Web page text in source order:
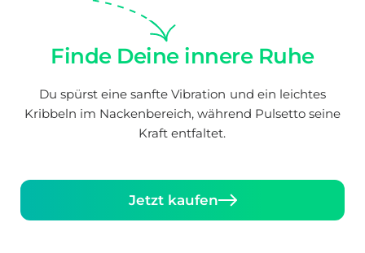
Finde Deine innere Ruhe
Du spürst eine sanfte Vibration und ein leichtes
Kribbeln im Nackenbereich, während Pulsetto seine
Kraft entfaltet.
Jetzt kaufen